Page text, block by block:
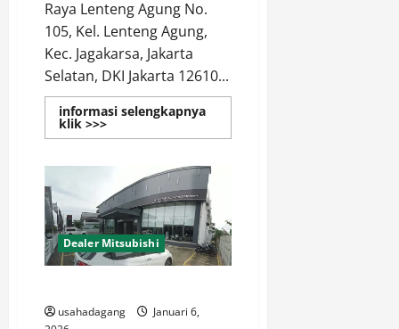
Raya Lenteng Agung No.
105, Kel. Lenteng Agung,
Kec. Jagakarsa, Jakarta
Selatan, DKI Jakarta 12610...
informasi selengkapnya
klik >>>Read
more
Mitsubishi
Lenteng
Agung
Jagakarsa
Jakarta
Selatan
Dealer Mitsubishi
usahadagang
Januari 6,